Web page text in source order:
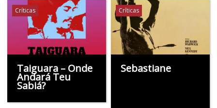
Críticas
Taiguara – Onde
Andará Teu
Sabiá?
Críticas
Sebastiane